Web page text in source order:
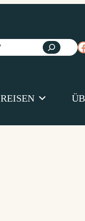
REISEN